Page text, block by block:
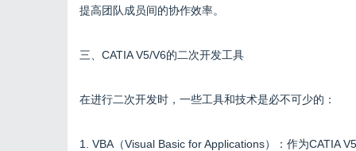
提高团队成员间的协作效率。
三、CATIA V5/V6的二次开发工具
在进行二次开发时，一些工具和技术是必不可少的：
1. VBA（Visual Basic for Applications）：作为CATIA